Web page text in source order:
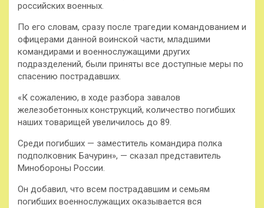
российских военных.
По его словам, сразу после трагедии командованием и
офицерами данной воинской части, младшими
командирами и военнослужащими других
подразделений, были приняты все доступные меры по
спасению пострадавших.
«К сожалению, в ходе разбора завалов
железобетонных конструкций, количество погибших
наших товарищей увеличилось до 89.
Среди погибших — заместитель командира полка
подполковник Бачурин», — сказал представитель
Минобороны России.
Он добавил, что всем пострадавшим и семьям
погибших военнослужащих оказывается вся